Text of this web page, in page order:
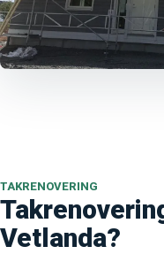
TAKRENOVERING
Vetlanda?